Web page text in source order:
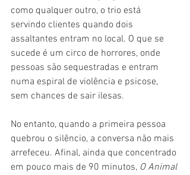
como qualquer outro, o trio está
servindo clientes quando dois
assaltantes entram no local. O que se
sucede é um circo de horrores, onde
pessoas são sequestradas e entram
numa espiral de violência e psicose,
sem chances de sair ilesas.
No entanto, quando a primeira pessoa
quebrou o silêncio, a conversa não mais
arrefeceu. Afinal, ainda que concentrado
em pouco mais de 90 minutos, O Animal